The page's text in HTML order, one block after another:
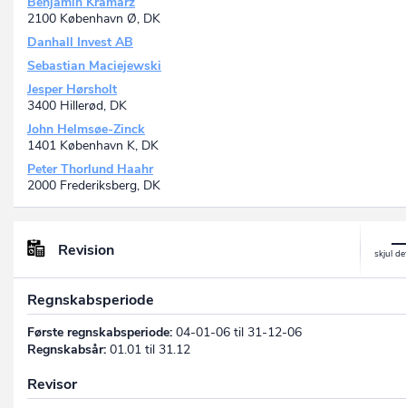
2100 København Ø, DK
Danhall Invest AB
Sebastian Maciejewski
Jesper Hørsholt
3400 Hillerød, DK
John Helmsøe-Zinck
1401 København K, DK
Peter Thorlund Haahr
2000 Frederiksberg, DK
Revision
Regnskabsperiode
Første regnskabsperiode: 04-01-06 til 31-12-06
Regnskabsår: 01.01 til 31.12
Revisor